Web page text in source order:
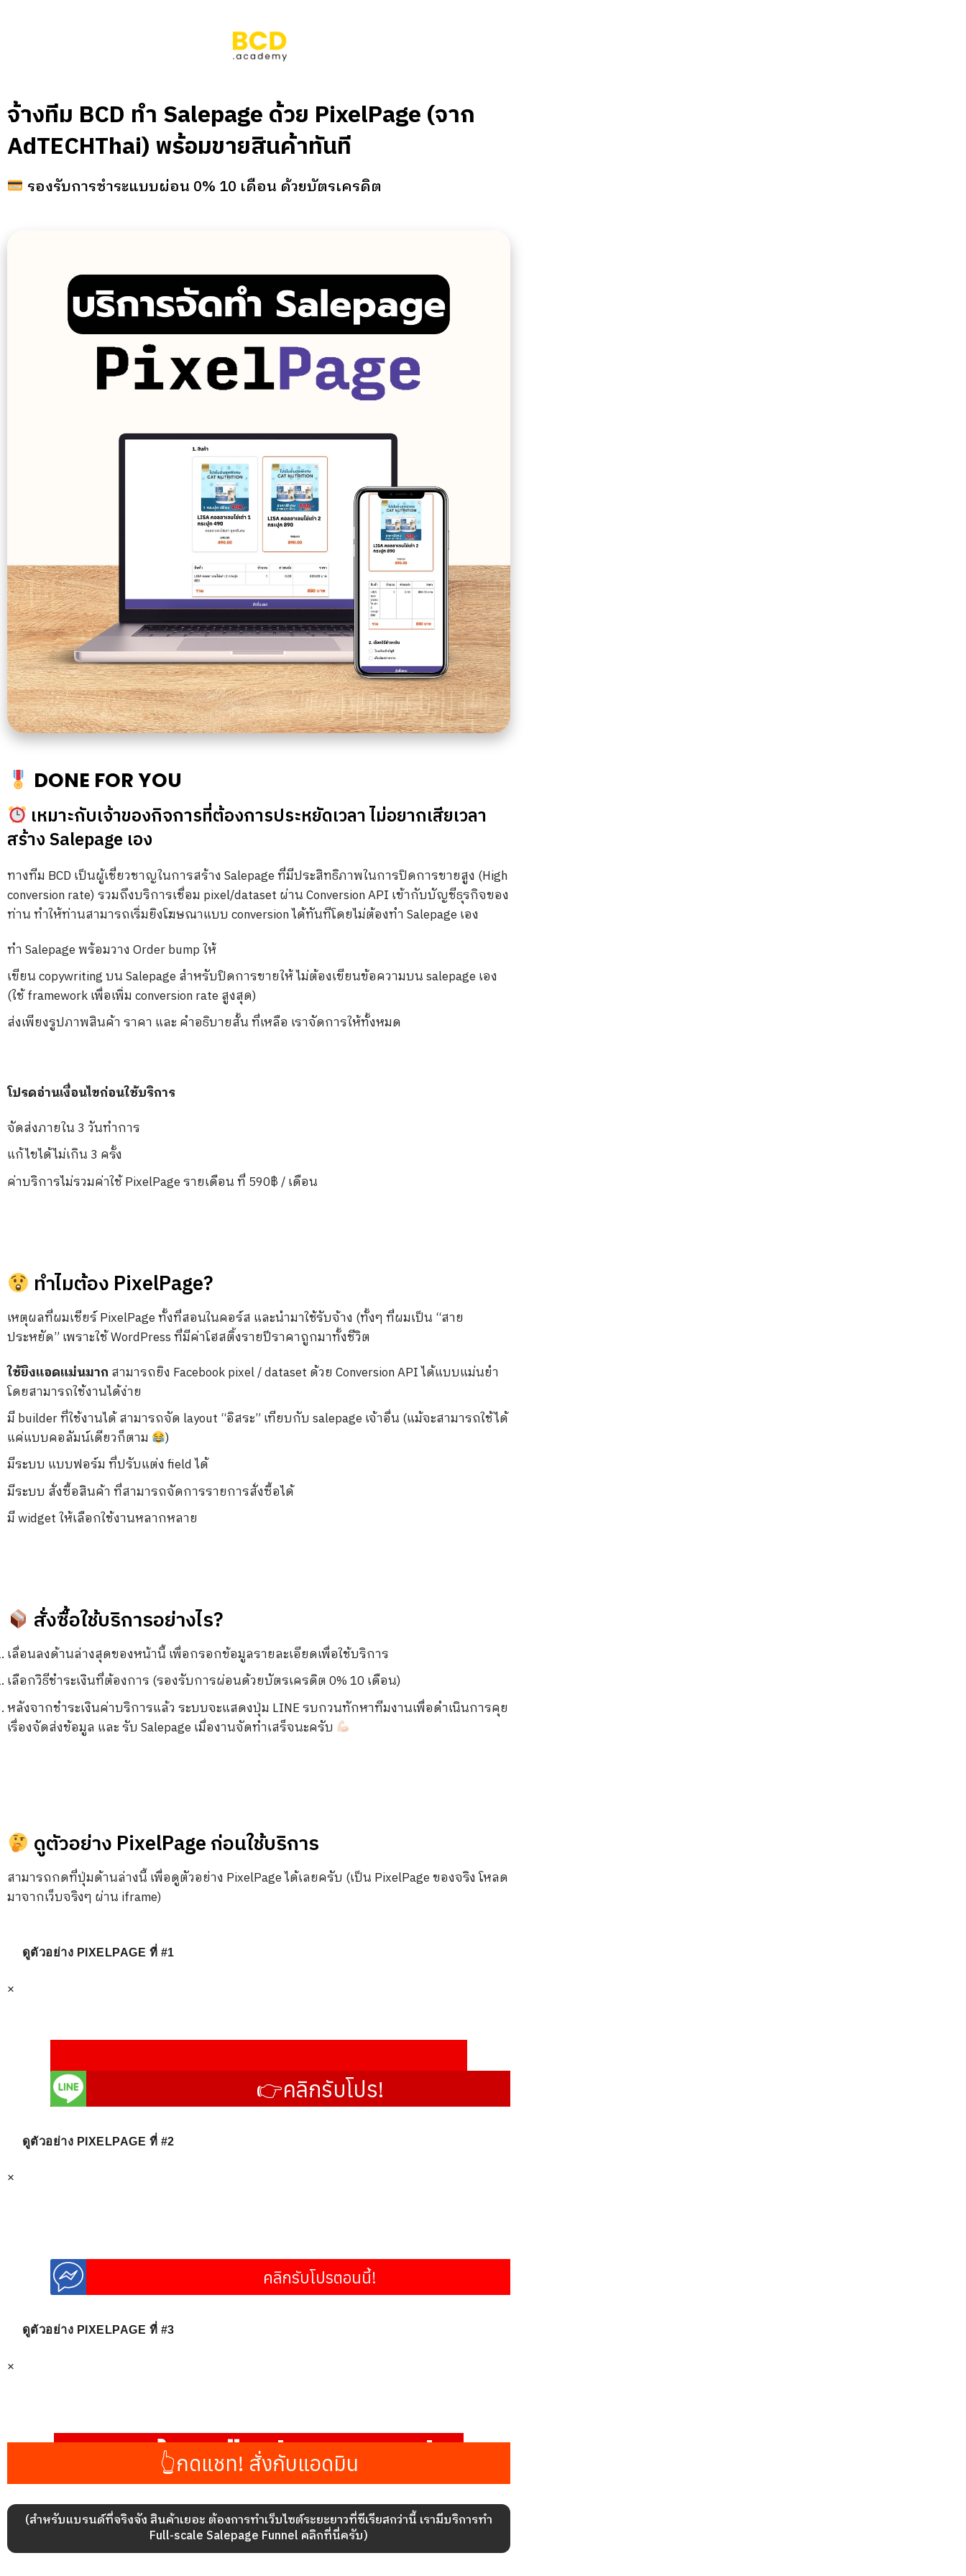
จ้างทีม BCD ทำ Salepage ด้วย PixelPage (จาก
AdTECHThai) พร้อมขายสินค้าทันที
รองรับการชำระแบบผ่อน 0% 10 เดือน ด้วยบัตรเครดิต
DONE FOR YOU
เหมาะกับเจ้าของกิจการที่ต้องการประหยัดเวลา ไม่อยากเสียเวลา
สร้าง Salepage เอง
ทางทีม BCD เป็นผู้เชี่ยวชาญในการสร้าง Salepage ที่มีประสิทธิภาพในการปิดการขายสูง (High
conversion rate) รวมถึงบริการเชื่อม pixel/dataset ผ่าน Conversion API เข้ากับบัญชีธุรกิจของ
ท่าน ทำให้ท่านสามารถเริ่มยิงโฆษณาแบบ conversion ได้ทันทีโดยไม่ต้องทำ Salepage เอง
ทำ Salepage พร้อมวาง Order bump ให้
เขียน copywriting บน Salepage สำหรับปิดการขายให้ ไม่ต้องเขียนข้อความบน salepage เอง
(ใช้ framework เพื่อเพิ่ม conversion rate สูงสุด)
ส่งเพียงรูปภาพสินค้า ราคา และ คำอธิบายสั้น ที่เหลือ เราจัดการให้ทั้งหมด
โปรดอ่านเงื่อนไขก่อนใช้บริการ
จัดส่งภายใน 3 วันทำการ
แก้ไขได้ไม่เกิน 3 ครั้ง
ค่าบริการไม่รวมค่าใช้ PixelPage รายเดือน ที่ 590฿ / เดือน
ทำไมต้อง PixelPage?
เหตุผลที่ผมเชียร์ PixelPage ทั้งที่สอนในคอร์ส และนำมาใช้รับจ้าง (ทั้งๆ ที่ผมเป็น “สาย
ประหยัด” เพราะใช้ WordPress ที่มีค่าโฮสติ้งรายปีราคาถูกมาทั้งชีวิต
ใช้ยิงแอดแม่นมาก สามารถยิง Facebook pixel / dataset ด้วย Conversion API ได้แบบแม่นยำ
โดยสามารถใช้งานได้ง่าย
มี builder ที่ใช้งานได้ สามารถจัด layout “อิสระ” เทียบกับ salepage เจ้าอื่น (แม้จะสามารถใช้ได้
แค่แบบคอลัมน์เดียวก็ตาม
)
มีระบบ แบบฟอร์ม ที่ปรับแต่ง field ได้
มีระบบ สั่งซื้อสินค้า ที่สามารถจัดการรายการสั่งซื้อได้
มี widget ให้เลือกใช้งานหลากหลาย
สั่งซื้อใช้บริการอย่างไร?
เลื่อนลงด้านล่างสุดของหน้านี้ เพื่อกรอกข้อมูลรายละเอียดเพื่อใช้บริการ
เลือกวิธีชำระเงินที่ต้องการ (รองรับการผ่อนด้วยบัตรเครดิต 0% 10 เดือน)
หลังจากชำระเงินค่าบริการแล้ว ระบบจะแสดงปุ่ม LINE รบกวนทักหาทีมงานเพื่อดำเนินการคุย
เรื่องจัดส่งข้อมูล และ รับ Salepage เมื่องานจัดทำเสร็จนะครับ
ดูตัวอย่าง PixelPage ก่อนใช้บริการ
สามารถกดที่ปุ่มด้านล่างนี้ เพื่อดูตัวอย่าง PixelPage ได้เลยครับ (เป็น PixelPage ของจริง โหลด
มาจากเว็บจริงๆ ผ่าน iframe)
ดูตัวอย่าง PIXELPAGE ที่ #1
×
ดูตัวอย่าง PIXELPAGE ที่ #2
×
ดูตัวอย่าง PIXELPAGE ที่ #3
×
(สำหรับแบรนด์ที่จริงจัง สินค้าเยอะ ต้องการทำเว็บไซต์ระยะยาวที่ซีเรียสกว่านี้ เรามีบริการทำ
Full-scale Salepage Funnel คลิกที่นี่ครับ)